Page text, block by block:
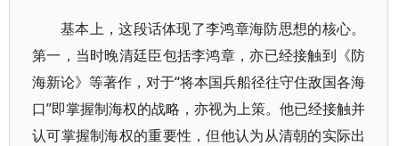
基本上，这段话体现了李鸿章海防思想的核心。
第一，当时晚清廷臣包括李鸿章，亦已经接触到《防
海新论》等著作，对于“将本国兵船径往守住敌国各海
口”即掌握制海权的战略，亦视为上策。他已经接触并
认可掌握制海权的重要性，但他认为从清朝的实际出